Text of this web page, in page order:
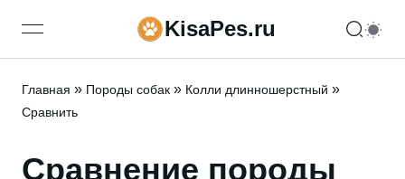
open navigation menuKisaPes.ru
Главная » Породы собак » Колли длинношерстный »
Сравнить
Сравнение породы